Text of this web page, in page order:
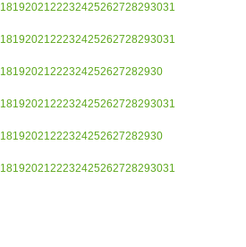
1819202122232425262728293031
1819202122232425262728293031
18192021222324252627282930
1819202122232425262728293031
18192021222324252627282930
1819202122232425262728293031